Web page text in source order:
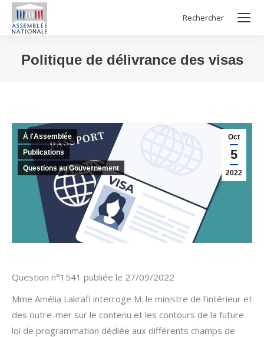
Search:
Rechercher
Politique de délivrance des visas
Oct
5
2022
À l'Assemblée
Publications
Questions au Gouvernement
Question n°1541 publiée le 27/09/2022
Mme Amélia Lakrafi interroge M. le ministre de l’intérieur et
des outre-mer sur le contenu et les contours de la future
loi de programmation dédiée aux différents champs de